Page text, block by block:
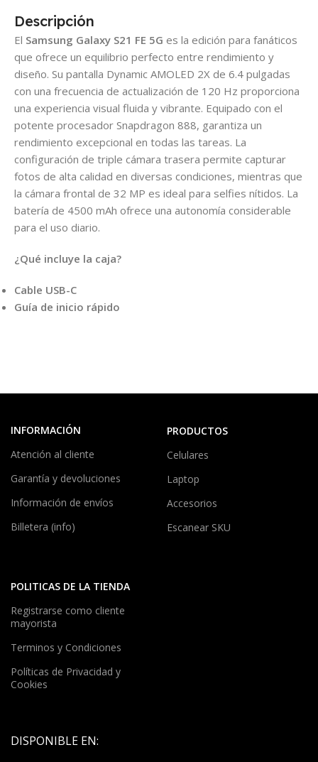
Descripción
El Samsung Galaxy S21 FE 5G es la edición para fanáticos
que ofrece un equilibrio perfecto entre rendimiento y
diseño. Su pantalla Dynamic AMOLED 2X de 6.4 pulgadas
con una frecuencia de actualización de 120 Hz proporciona
una experiencia visual fluida y vibrante. Equipado con el
potente procesador Snapdragon 888, garantiza un
rendimiento excepcional en todas las tareas. La
configuración de triple cámara trasera permite capturar
fotos de alta calidad en diversas condiciones, mientras que
la cámara frontal de 32 MP es ideal para selfies nítidos. La
batería de 4500 mAh ofrece una autonomía considerable
para el uso diario.
¿Qué incluye la caja?
Cable USB-C
Guía de inicio rápido
INFORMACIÓN
Atención al cliente
Garantía y devoluciones
Información de envíos
Billetera (info)
PRODUCTOS
Celulares
Laptop
Accesorios
Escanear SKU
POLITICAS DE LA TIENDA
Registrarse como cliente
mayorista
Terminos y Condiciones
Políticas de Privacidad y
Cookies
DISPONIBLE EN: